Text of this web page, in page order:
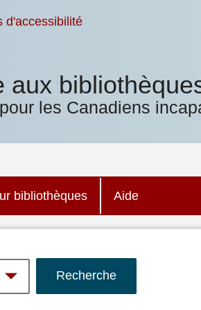
d'accessibilité
aux
les Canadiens
bibliothèques Aide